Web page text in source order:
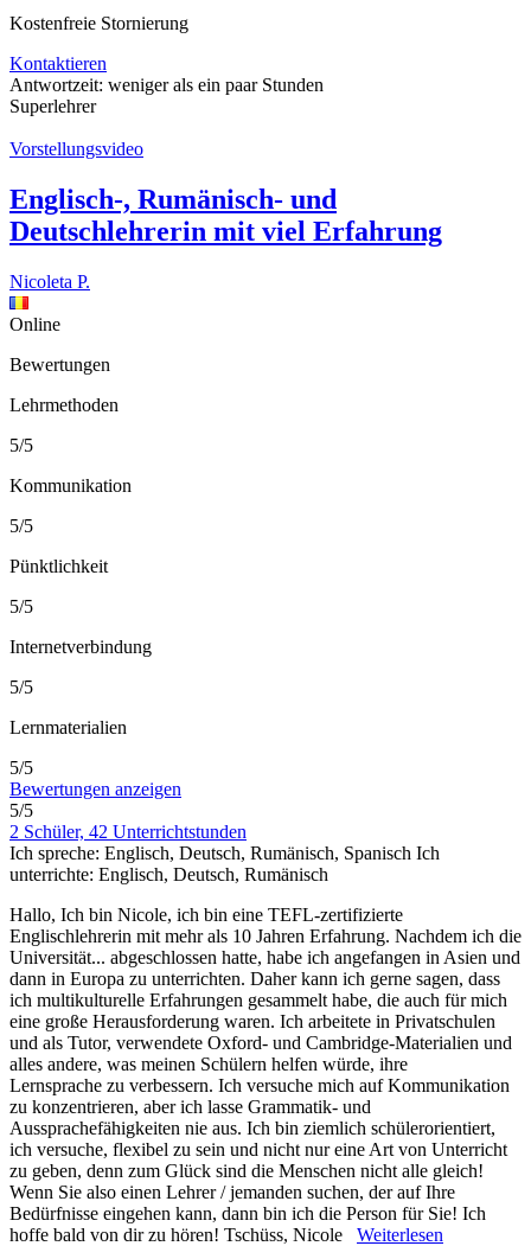
Kostenfreie Stornierung
Kontaktieren
Antwortzeit: weniger als ein paar Stunden
Superlehrer
Vorstellungsvideo
Englisch-, Rumänisch- und
Deutschlehrerin mit viel Erfahrung
Nicoleta P.
Online
Bewertungen
Lehrmethoden
5/5
Kommunikation
5/5
Pünktlichkeit
5/5
Internetverbindung
5/5
Lernmaterialien
5/5
Bewertungen anzeigen
5/5
2 Schüler, 42 Unterrichtstunden
Ich spreche: Englisch, Deutsch, Rumänisch, Spanisch Ich
unterrichte: Englisch, Deutsch, Rumänisch
Hallo, Ich bin Nicole, ich bin eine TEFL-zertifizierte
Englischlehrerin mit mehr als 10 Jahren Erfahrung. Nachdem ich die
Universität... abgeschlossen hatte, habe ich angefangen in Asien und
dann in Europa zu unterrichten. Daher kann ich gerne sagen, dass
ich multikulturelle Erfahrungen gesammelt habe, die auch für mich
eine große Herausforderung waren. Ich arbeitete in Privatschulen
und als Tutor, verwendete Oxford- und Cambridge-Materialien und
alles andere, was meinen Schülern helfen würde, ihre
Lernsprache zu verbessern. Ich versuche mich auf Kommunikation
zu konzentrieren, aber ich lasse Grammatik- und
Aussprachefähigkeiten nie aus. Ich bin ziemlich schülerorientiert,
ich versuche, flexibel zu sein und nicht nur eine Art von Unterricht
zu geben, denn zum Glück sind die Menschen nicht alle gleich!
Wenn Sie also einen Lehrer / jemanden suchen, der auf Ihre
Bedürfnisse eingehen kann, dann bin ich die Person für Sie! Ich
hoffe bald von dir zu hören! Tschüss, Nicole Weiterlesen